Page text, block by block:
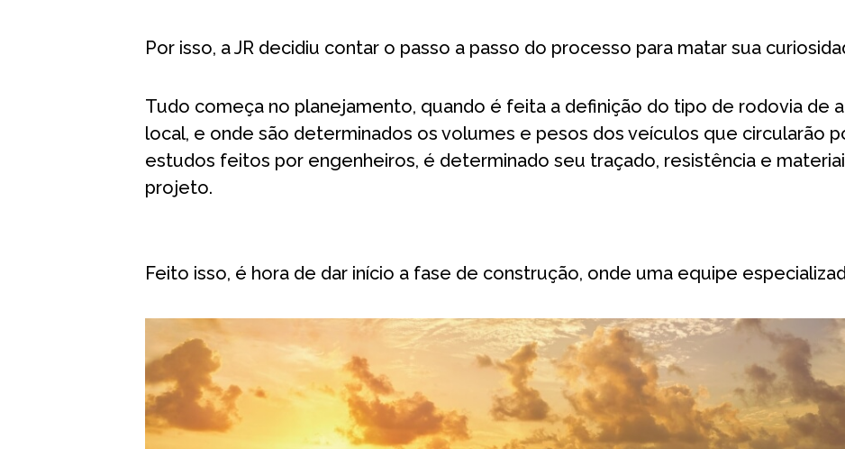
Por isso, a JR decidiu contar o passo a passo do processo para matar sua
Tudo começa no planejamento, quando é feita a definição do tipo de rodovia de
local, e onde são determinados os volumes e pesos dos veículos que circularão
estudos feitos por engenheiros, é determinado seu traçado, resistência e
projeto.
Feito isso, é hora de dar início a fase de construção, onde uma equipe